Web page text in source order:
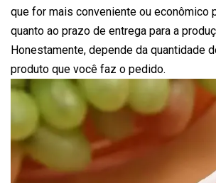
que for mais conveniente ou econômico
quanto ao prazo de entrega para a
Honestamente, depende da quantidade
produto que você faz o pedido.